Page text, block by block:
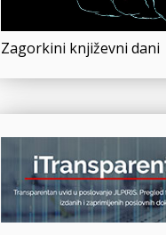
Zagorkini književni dani